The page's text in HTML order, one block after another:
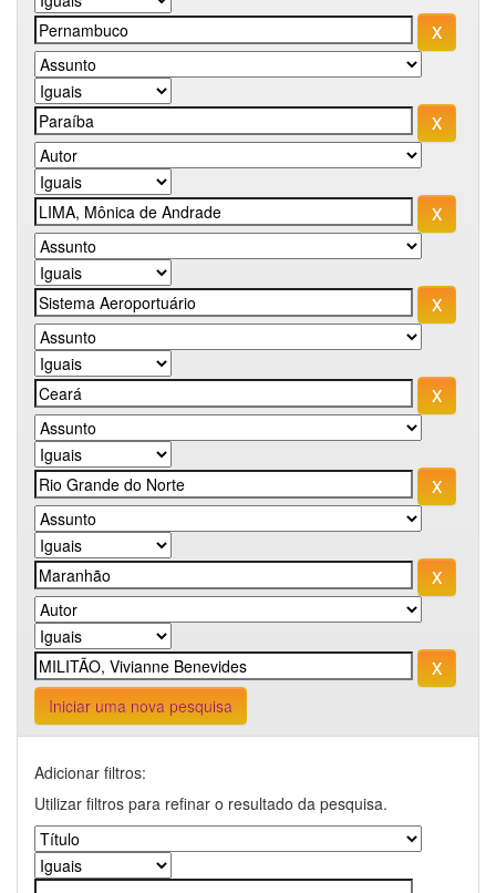
Iniciar uma nova pesquisa
Adicionar filtros:
Utilizar filtros para refinar o resultado da pesquisa.